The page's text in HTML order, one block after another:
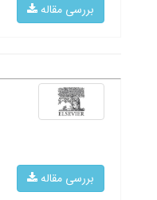
بررسی مقاله
بررسی مقاله